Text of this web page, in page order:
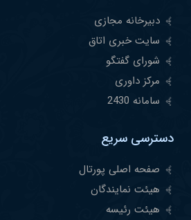
دبیرخانه مجازی
سایت خبری اتاق
شورای گفتگو
مرکز داوری
سامانه 2430
دسترسی سریع
صفحه اصلی پورتال
هیئت نمایندگان
هیئت رئیسه